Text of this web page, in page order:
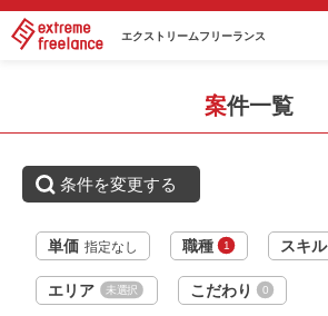
エクストリームフリーランス
単価 指定なし 職種 1 スキル
エリア 未選択 こだわり 0
条件を変更する
案件一覧
・ボトルネック分析、報告、検討、課題
・アーキテクチャ検討の実施経験
おすすめポイント
・リモート勤務併用可能です
・長期就業が見込める案件です
サーバーエンジニア
スキル
Java
必須スキル
・JavaによるWebアプリケーション開発
・JSPの開発経験